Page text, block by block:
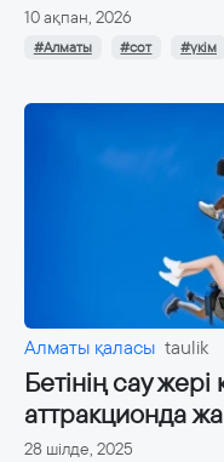
10 ақпан, 2026
#Алматы #сот #үкім
Алматы қаласы taulik
Бетінің сау
аттракционда
28 шілде, 2025